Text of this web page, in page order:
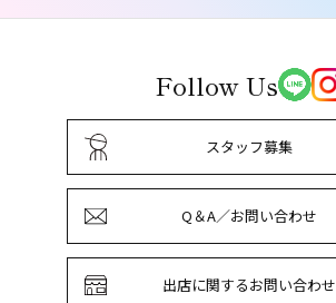
Follow Us
スタッフ募集
Q＆A／お問い合わせ
出店に関するお問い合わせ